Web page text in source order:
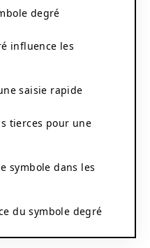
degré
influence les
saisie rapide
tierces pour une
symbole dans les
du symbole degré